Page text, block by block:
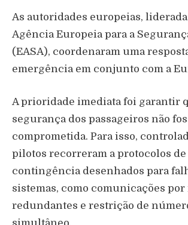
As autoridades europeias,
Agência Europeia para a
(EASA), coordenaram uma
emergência em conjunto com a
A prioridade imediata foi garantir
segurança dos passageiros não
comprometida. Para isso,
pilotos recorreram a protocolos de
contingência desenhados para
sistemas, como comunicações por
redundantes e restrição de